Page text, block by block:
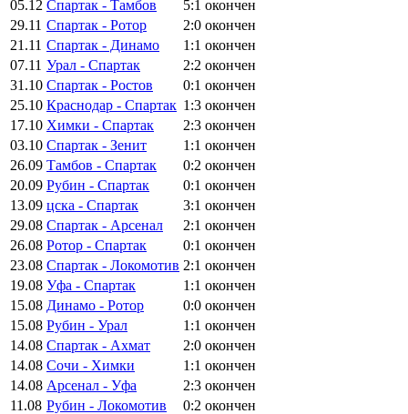
05.12 Спартак - Тамбов 5:1 окончен
29.11 Спартак - Ротор 2:0 окончен
21.11 Спартак - Динамо 1:1 окончен
07.11 Урал - Спартак 2:2 окончен
31.10 Спартак - Ростов 0:1 окончен
25.10 Краснодар - Спартак 1:3 окончен
17.10 Химки - Спартак 2:3 окончен
03.10 Спартак - Зенит 1:1 окончен
26.09 Тамбов - Спартак 0:2 окончен
20.09 Рубин - Спартак 0:1 окончен
13.09 цска - Спартак 3:1 окончен
29.08 Спартак - Арсенал 2:1 окончен
26.08 Ротор - Спартак 0:1 окончен
23.08 Спартак - Локомотив 2:1 окончен
19.08 Уфа - Спартак 1:1 окончен
15.08 Динамо - Ротор 0:0 окончен
15.08 Рубин - Урал 1:1 окончен
14.08 Спартак - Ахмат 2:0 окончен
14.08 Сочи - Химки 1:1 окончен
14.08 Арсенал - Уфа 2:3 окончен
11.08 Рубин - Локомотив 0:2 окончен